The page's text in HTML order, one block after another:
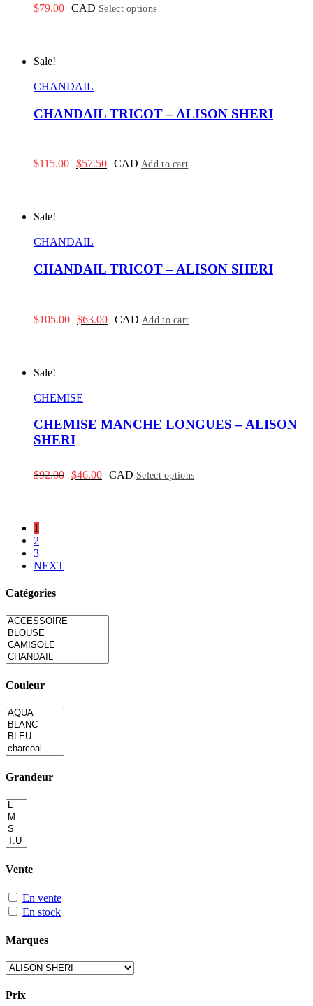
$79.00 CAD Select options
Sale!
CHANDAIL
CHANDAIL TRICOT – ALISON SHERI
$115.00 Original
$57.50 Current
CAD Add to cart
Sale!
CHANDAIL
CHANDAIL TRICOT – ALISON SHERI
$105.00 Original
$63.00 Current
CAD Add to cart
Sale!
CHEMISE
CHEMISE MANCHE LONGUES – ALISON
SHERI
$92.00 Original
$46.00 Current
CAD Select options
1
2
3
NEXT
Catégories
Couleur
Grandeur
Vente
En vente
En stock
Marques
Prix